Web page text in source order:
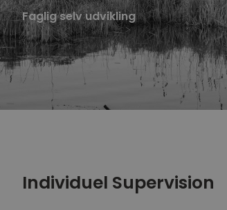
Faglig selv udvikling
Individuel Supervision